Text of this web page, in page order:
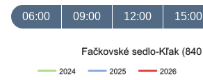
06:00 09:00 12:00 15:00